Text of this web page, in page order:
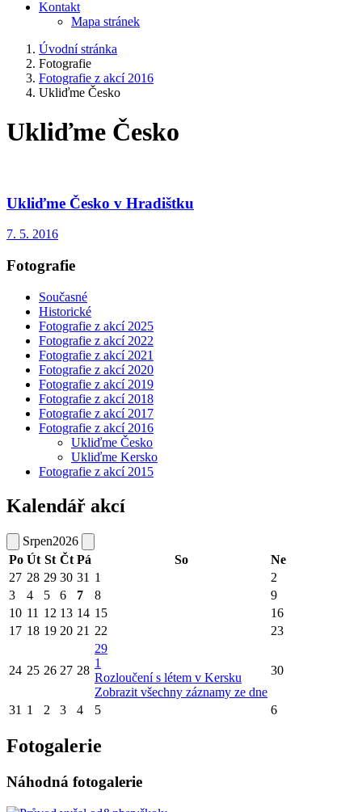
Kontakt
Mapa stránek
Úvodní stránka
Fotografie
Fotografie z akcí 2016
Ukliďme Česko
Ukliďme Česko
Ukliďme Česko v Hradištku
7. 5. 2016
Fotografie
Současné
Historické
Fotografie z akcí 2025
Fotografie z akcí 2022
Fotografie z akcí 2021
Fotografie z akcí 2020
Fotografie z akcí 2019
Fotografie z akcí 2018
Fotografie z akcí 2017
Fotografie z akcí 2016
Ukliďme Česko
Ukliďme Kersko
Fotografie z akcí 2015
Kalendář akcí
Srpen2026
Po Út St Čt Pá So
Ne
27 28 29 30 31 1
2
3
4 5 6 7 8
9
10 11 12 13 14 15
16
17 18 19 20 21 22 23
24 25 26 27 28
29
1
Rozloučení s létem v Kersku
Zobrazit všechny záznamy ze dne
30
31 1 2 3 4 5 6
Fotogalerie
Náhodná fotogalerie